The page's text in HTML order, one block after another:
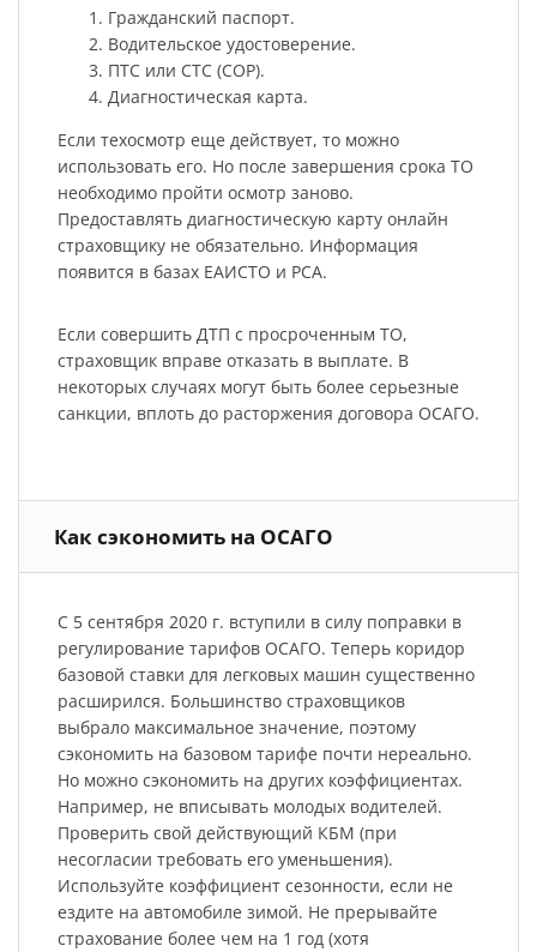
Гражданский паспорт.
Водительское удостоверение.
ПТС или СТС (СОР).
Диагностическая карта.
Если техосмотр еще действует, то можно
использовать его. Но после завершения срока ТО
необходимо пройти осмотр заново.
Предоставлять диагностическую карту онлайн
страховщику не обязательно. Информация
появится в базах ЕАИСТО и РСА.
Если совершить ДТП с просроченным ТО,
страховщик вправе отказать в выплате. В
некоторых случаях могут быть более серьезные
санкции, вплоть до расторжения договора ОСАГО.
Как сэкономить на ОСАГО
С 5 сентября 2020 г. вступили в силу поправки в
регулирование тарифов ОСАГО. Теперь коридор
базовой ставки для легковых машин существенно
расширился. Большинство страховщиков
выбрало максимальное значение, поэтому
сэкономить на базовом тарифе почти нереально.
Но можно сэкономить на других коэффициентах.
Например, не вписывать молодых водителей.
Проверить свой действующий КБМ (при
несогласии требовать его уменьшения).
Используйте коэффициент сезонности, если не
ездите на автомобиле зимой. Не прерывайте
страхование более чем на 1 год (хотя